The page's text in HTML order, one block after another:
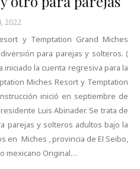
2022
y Temptation Grand Miches
para parejas y solteros. (
iniciado la cuenta regresiva para la
Miches Resort y Temptation
inició en septiembre de
Luis Abinader. Se trata de
parejas y solteros adultos bajo la
en Miches , provincia de El Seibo,
mexicano Original…